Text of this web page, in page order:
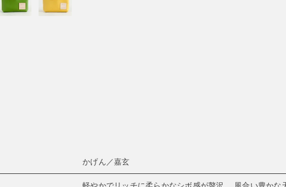
かげん／嘉玄